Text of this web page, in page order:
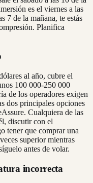
es el viernes a las
7 de la mañana, te estás
Planifica
al año, cubre el
100 000-250 000
de los operadores exigen
dos principales opciones
Cualquiera de las
discutir con el
tener que comprar una
superior mientras
antes de volar.
incorrecta